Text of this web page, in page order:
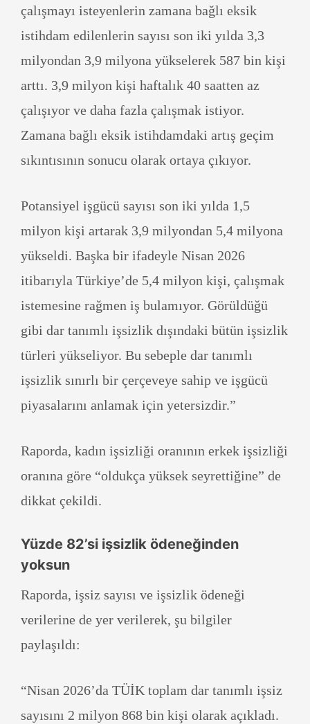
çalışmayı isteyenlerin zamana bağlı eksik
istihdam edilenlerin sayısı son iki yılda 3,3
milyondan 3,9 milyona yükselerek 587 bin kişi
arttı. 3,9 milyon kişi haftalık 40 saatten az
çalışıyor ve daha fazla çalışmak istiyor.
Zamana bağlı eksik istihdamdaki artış geçim
sıkıntısının sonucu olarak ortaya çıkıyor.
Potansiyel işgücü sayısı son iki yılda 1,5
milyon kişi artarak 3,9 milyondan 5,4 milyona
yükseldi. Başka bir ifadeyle Nisan 2026
itibarıyla Türkiye’de 5,4 milyon kişi, çalışmak
istemesine rağmen iş bulamıyor. Görüldüğü
gibi dar tanımlı işsizlik dışındaki bütün işsizlik
türleri yükseliyor. Bu sebeple dar tanımlı
işsizlik sınırlı bir çerçeveye sahip ve işgücü
piyasalarını anlamak için yetersizdir.”
Raporda, kadın işsizliği oranının erkek işsizliği
oranına göre “oldukça yüksek seyrettiğine” de
dikkat çekildi.
Yüzde 82’si işsizlik ödeneğinden
yoksun
Raporda, işsiz sayısı ve işsizlik ödeneği
verilerine de yer verilerek, şu bilgiler
paylaşıldı:
“Nisan 2026’da TÜİK toplam dar tanımlı işsiz
sayısını 2 milyon 868 bin kişi olarak açıkladı.